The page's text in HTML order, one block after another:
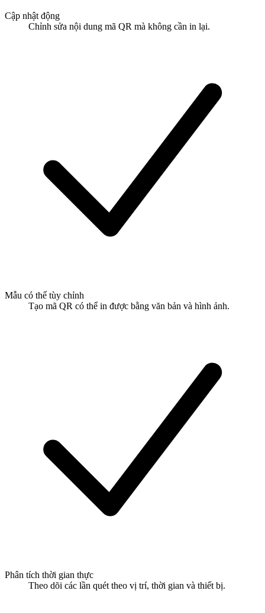
Cập nhật động
Chỉnh sửa nội dung mã QR mà không cần in lại.
Mẫu có thể tùy chỉnh
Tạo mã QR có thể in được bằng văn bản và hình ảnh.
Phân tích thời gian thực
Theo dõi các lần quét theo vị trí, thời gian và thiết bị.